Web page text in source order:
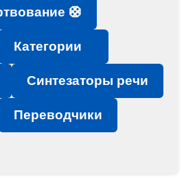
🛟
Категории
Синтезаторы речи
Переводчики